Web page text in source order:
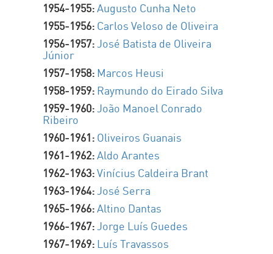
1954-1955:Augusto Cunha Neto
1955-1956: Carlos Veloso de Oliveira
1956-1957:José Batista de Oliveira
Júnior
1957-1958: Marcos Heusi
1958-1959: Raymundo do Eirado Silva
1959-1960:João Manoel Conrado
Ribeiro
1960-1961: Oliveiros Guanais
1961-1962:Aldo Arantes
1962-1963:Vinícius Caldeira Brant
1963-1964:José Serra
1965-1966:Altino Dantas
1966-1967:Jorge Luís Guedes
1967-1969: Luís Travassos